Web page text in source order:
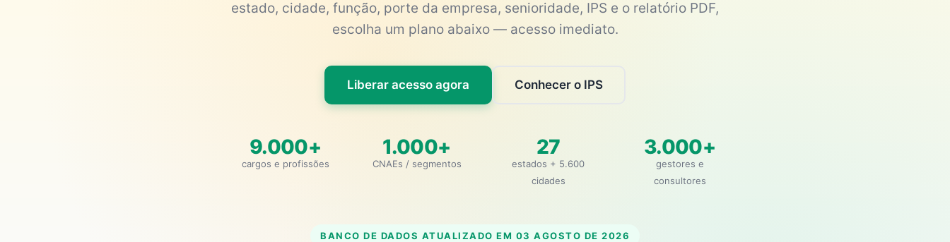
estado, cidade, função, porte da empresa, senioridade, IPS e o relatório PDF,
escolha um plano abaixo — acesso imediato.
Liberar acesso agora Conhecer o IPS
9.000+
cargos e profissões
1.000+
CNAEs / segmentos
27
estados + 5.600
cidades
3.000+
gestores e
consultores
BANCO DE DADOS ATUALIZADO EM 03 AGOSTO DE 2026